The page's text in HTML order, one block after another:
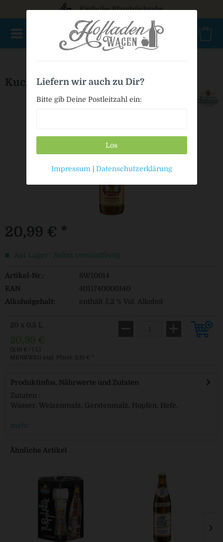
Einfache Pfandrückgabe
Kuchlbauer Weisse
20,99 € *
Auf Lager / Sofort versandfertig
Artikel-Nr.:
SW10014
EAN
4011740000140
Alkoholgehalt:
enthält 5,2 % Vol. Alkohol
20 x 0,5 L
20,99 €
(2,10 € / 1 L)
MEHRWEG zzgl. Pfand: 3,10 € *
Produktinfos, Nährwerte und Zutaten
Zutaten :
Wasser, Weizenmalz, Gerstenmalz, Hopfen, Hefe.
mehr
Ähnliche Artikel
Liefern wir auch zu Dir?
Bitte gib Deine Postleitzahl ein:
Los
Impressum | Datenschutzerklärung